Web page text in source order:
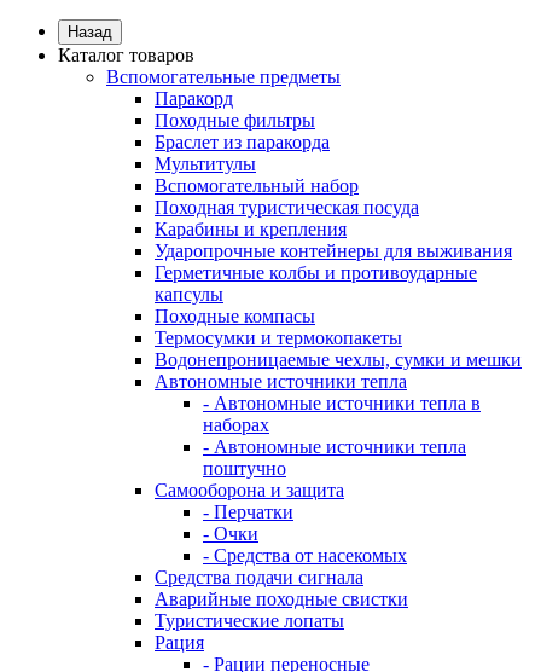
Назад
Каталог товаров
Вспомогательные предметы
Паракорд
Походные фильтры
Браслет из паракорда
Мультитулы
Вспомогательный набор
Походная туристическая посуда
Карабины и крепления
Ударопрочные контейнеры для выживания
Герметичные колбы и противоударные
капсулы
Походные компасы
Термосумки и термокопакеты
Водонепроницаемые чехлы, сумки и мешки
Автономные источники тепла
- Автономные источники тепла в
наборах
- Автономные источники тепла
поштучно
Самооборона и защита
- Перчатки
- Очки
- Средства от насекомых
Средства подачи сигнала
Аварийные походные свистки
Туристические лопаты
Рация
- Рации переносные